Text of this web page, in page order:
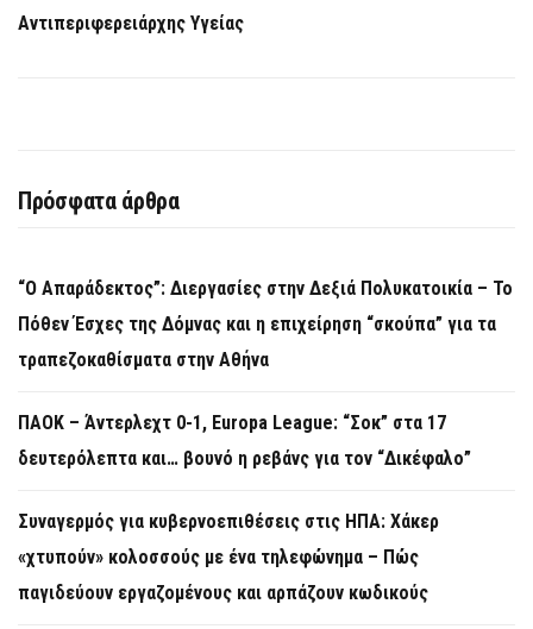
Αντιπεριφερειάρχης Υγείας
Πρόσφατα άρθρα
“Ο Απαράδεκτος”: Διεργασίες στην Δεξιά Πολυκατοικία – Το
Πόθεν Έσχες της Δόμνας και η επιχείρηση “σκούπα” για τα
τραπεζοκαθίσματα στην Αθήνα
ΠΑΟΚ – Άντερλεχτ 0-1, Europa League: “Σοκ” στα 17
δευτερόλεπτα και… βουνό η ρεβάνς για τον “Δικέφαλο”
Συναγερμός για κυβερνοεπιθέσεις στις ΗΠΑ: Χάκερ
«χτυπούν» κολοσσούς με ένα τηλεφώνημα – Πώς
παγιδεύουν εργαζομένους και αρπάζουν κωδικούς